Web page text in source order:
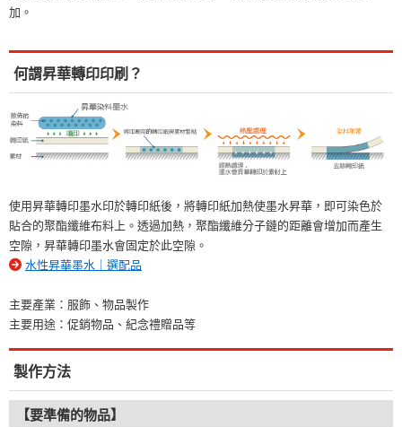
加。
何謂昇華轉印印刷？
使用昇華轉印墨水印於轉印紙後，將轉印紙加熱使墨水昇華，即可染色於
貼合的聚酯纖維布料上。透過加熱，聚酯纖維分子鏈的距離會增加而產生
空隙，昇華轉印墨水會固定於此空隙。
水性昇華墨水｜選配品
主要產業：服飾、物品製作
主要用途：促銷物品、紀念禮贈品等
製作方法
【要準備的物品】